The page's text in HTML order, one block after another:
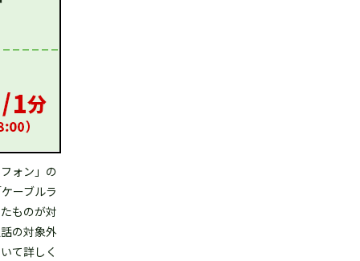
ォン」の
ーブルラ
ものが対
の対象外
て詳しく